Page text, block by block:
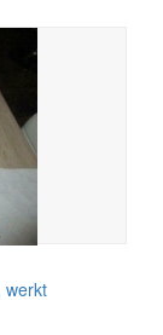
werkt